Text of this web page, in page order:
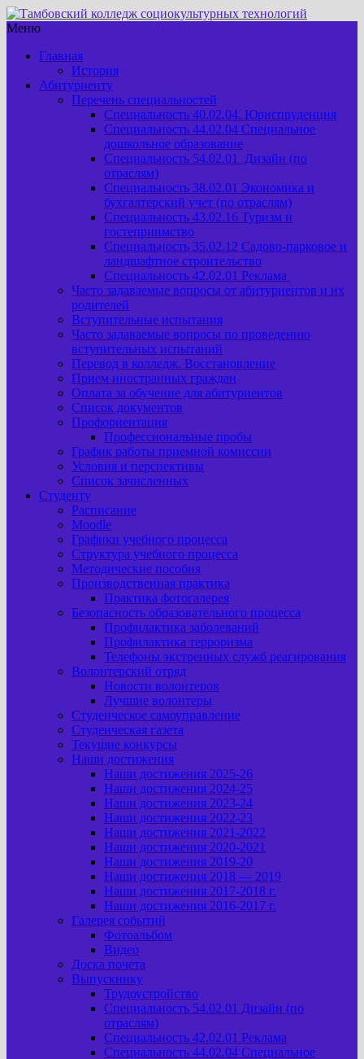
Меню
Главная
История
Абитуриенту
Перечень специальностей
Специальность 40.02.04. Юриспруденция
Специальность 44.02.04 Специальное
дошкольное образование
Специальность 54.02.01 Дизайн (по
отраслям)
Специальность 38.02.01 Экономика и
бухгалтерский учет (по отраслям)
Специальность 43.02.16 Туризм и
гостеприимство
Специальность 35.02.12 Садово-парковое и
ландшафтное строительство
Специальность 42.02.01 Реклама
Часто задаваемые вопросы от абитуриентов и их
родителей
Вступительные испытания
Часто задаваемые вопросы по проведению
вступительных испытаний
Перевод в колледж. Восстановление
Прием иностранных граждан
Оплата за обучение для абитуриентов
Список документов
Профориентация
Профессиональные пробы
График работы приемной комиссии
Условия и перспективы
Список зачисленных
Студенту
Расписание
Moodle
Графики учебного процесса
Структура учебного процесса
Методические пособия
Производственная практика
Практика фотогалерея
Безопасность образовательного процесса
Профилактика заболеваний
Профилактика терроризма
Телефоны экстренных служб реагирования
Волонтерский отряд
Новости волонтеров
Лучшие волонтеры
Студенческое самоуправление
Студенческая газета
Текущие конкурсы
Наши достижения
Наши достижения 2025-26
Наши достижения 2024-25
Наши достижения 2023-24
Наши достижения 2022-23
Наши достижения 2021-2022
Наши достижения 2020-2021
Наши достижения 2019-20
Наши достижения 2018 — 2019
Наши достижения 2017-2018 г.
Наши достижения 2016-2017 г.
Галерея событий
Фотоальбом
Видео
Доска почета
Выпускнику
Трудоустройство
Специальность 54.02.01 Дизайн (по
отраслям)
Специальность 42.02.01 Реклама
Специальность 44.02.04 Специальное